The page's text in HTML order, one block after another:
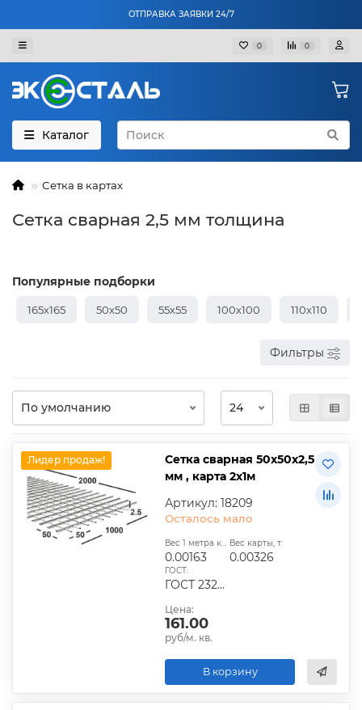
ОТПРАВКА ЗАЯВКИ 24/7
0 0
Каталог
Сетка в картах
Сетка сварная 2,5 мм толщина
Популярные подборки
165х165 50х50 55х55 100х100 110х110
Фильтры
Лидер продаж!
Сетка сварная 50х50х2,5
мм , карта 2х1м
Артикул: 18209
Осталось мало
Вес 1 метра квадратного, т:
0.00163
Вес карты, т:
0.00326
ГОСТ:
ГОСТ 23279-2012, ТУ
Цена:
161.00
руб/м. кв.
В корзину